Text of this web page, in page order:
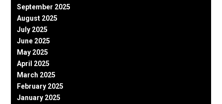
September 2025
August 2025
July 2025
June 2025
May 2025
April 2025
March 2025
February 2025
January 2025